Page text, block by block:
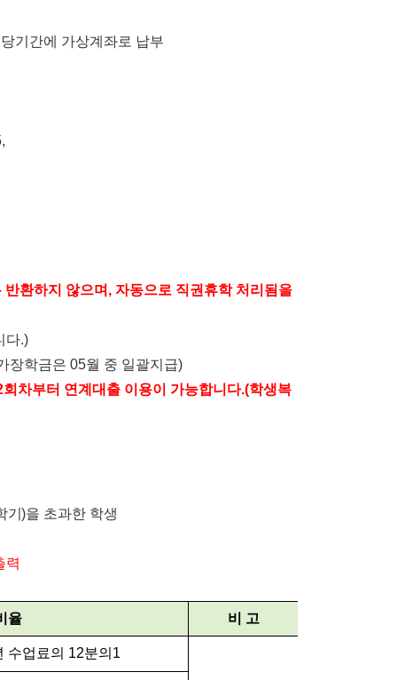
기간에 가상계좌로 납부
환하지 않으며 , 자동으로 직권휴학 처리됨을
다.)
장학금은 05월 중 일괄지급)
회차부터 연계대출 이용이 가능합니다.(학생복
기)을 초과한 학생
력
율 비 고
수업료의 12분의 1